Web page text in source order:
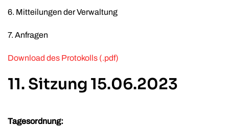
6. Mitteilungen der Verwaltung
7. Anfragen
Download des Protokolls (.pdf)
11. Sitzung 15.06.2023
Tagesordnung: